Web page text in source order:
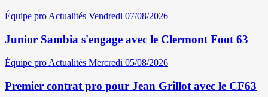
Équipe proActualités Vendredi 07/08/2026
Junior Sambia s'engage avec le Clermont Foot 63
Équipe pro Actualités Mercredi 05/08/2026
Premier contrat pro pour Jean Grillot avec le CF63